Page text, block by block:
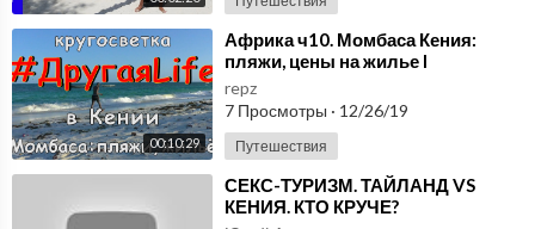
00:10:29
⁣Африка ч10. Момбаса Кения:
пляжи, цены на жилье l
#ДругаяLife
repz
7 Просмотры · 12/26/19
Путешествия
⁣СЕКС-ТУРИЗМ. ТАЙЛАНД VS
КЕНИЯ. КТО КРУЧЕ?